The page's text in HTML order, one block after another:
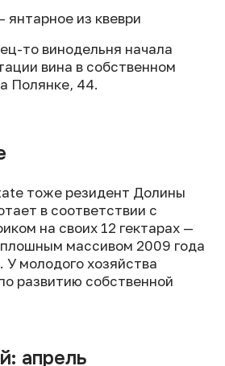
янтарное из квеври
то винодельня начала
вина в собственном
Полянке, 44.
тоже резидент Долины
в соответствии с
на своих 12 гектарах —
массивом 2009 года
У молодого хозяйства
развитию собственной
апрель